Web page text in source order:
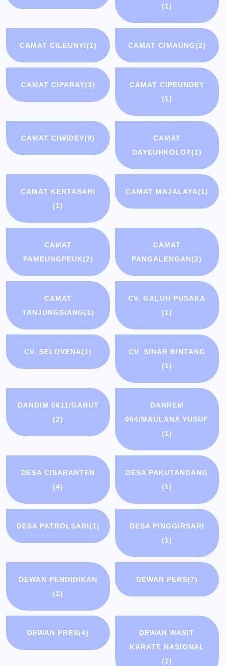
(1)
CAMAT CILEUNYI(1) CAMAT CIMAUNG(2)
CAMAT CIPARAY(3)
CAMAT CIPEUNDEY
(1)
CAMAT CIWIDEY(9)
CAMAT
DAYEUHKOLOT(1)
CAMAT KERTASARI
(1)
CAMAT MAJALAYA(1)
CAMAT
PAMEUNGPEUK(2)
CAMAT
PANGALENGAN(2)
CAMAT
TANJUNGSIANG(1)
CV. GALUH PUSAKA
(1)
CV. SELOVENA(1)
CV. SINAR BINTANG
(1)
DANDIM 0611/GARUT
(2)
DANREM
064/MAULANA YUSUF
(1)
DESA CISARANTEN
(4)
DESA PAKUTANDANG
(1)
DESA PATROLSARI(1)
DESA PINGGIRSARI
(1)
DEWAN PENDIDIKAN
(1)
DEWAN PERS(7)
DEWAN PRES(4)
DEWAN WASIT
KARATE NASIONAL
(1)